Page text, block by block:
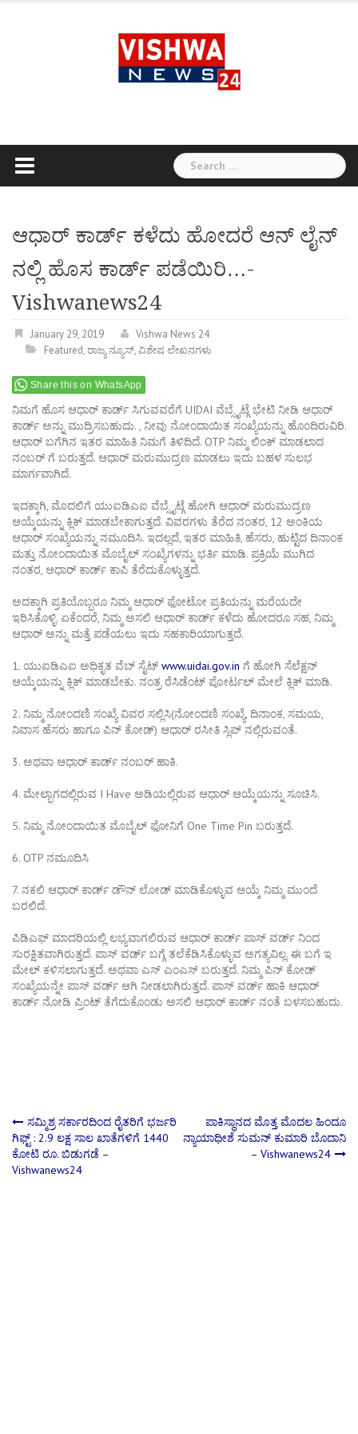
Search
for:
ಆಧಾರ್ ಕಾರ್ಡ್ ಕಳೆದು ಹೋದರೆ ಆನ್ ಲೈನ್
ನಲ್ಲಿ ಹೊಸ ಕಾರ್ಡ್ ಪಡೆಯಿರಿ…-
Vishwanews24
January 29, 2019
Vishwa News 24
Featured,ರಾಜ್ಯ ನ್ಯೂಸ್,ವಿಶೇಷ ಲೇಖನಗಳು
Share this on WhatsApp
ನಿಮಗೆ ಹೊಸ ಆಧಾರ್ ಕಾರ್ಡ್ ಸಿಗುವವರೆಗೆ UIDAI ವೆಬ್ಸೈಟ್ಗೆ ಭೇಟಿ ನೀಡಿ ಆಧಾರ್
ಕಾರ್ಡ್ ಅನ್ನು ಮುದ್ರಿಸಬಹುದು. , ನೀವು ನೋಂದಾಯಿತ ಸಂಖ್ಯೆಯನ್ನು ಹೊಂದಿರುವಿರಿ.
ಆಧಾರ್ ಬಗೆಗಿನ ಇತರ ಮಾಹಿತಿ ನಿಮಗೆ ತಿಳಿದಿದೆ. OTP ನಿಮ್ಮ ಲಿಂಕ್ ಮಾಡಲಾದ
ನಂಬರ್ ಗೆ ಬರುತ್ತದೆ. ಆಧಾರ್ ಮರುಮುದ್ರಣ ಮಾಡಲು ಇದು ಬಹಳ ಸುಲಭ
ಮಾರ್ಗವಾಗಿದೆ.
ಇದಕ್ಕಾಗಿ, ಮೊದಲಿಗೆ ಯುಐಡಿಎಐ ವೆಬ್ಸೈಟ್ಗೆ ಹೋಗಿ ಆಧಾರ್ ಮರುಮುದ್ರಣ
ಆಯ್ಕೆಯನ್ನು ಕ್ಲಿಕ್ ಮಾಡಬೇಕಾಗುತ್ತದೆ. ವಿವರಗಳು ತೆರೆದ ನಂತರ, 12 ಅಂಕಿಯ
ಆಧಾರ್ ಸಂಖ್ಯೆಯನ್ನು ನಮೂದಿಸಿ. ಇದಲ್ಲದೆ, ಇತರ ಮಾಹಿತಿ, ಹೆಸರು, ಹುಟ್ಟಿದ ದಿನಾಂಕ
ಮತ್ತು ನೋಂದಾಯಿತ ಮೊಬೈಲ್ ಸಂಖ್ಯೆಗಳನ್ನು ಭರ್ತಿ ಮಾಡಿ. ಪ್ರಕ್ರಿಯೆ ಮುಗಿದ
ನಂತರ, ಆಧಾರ್ ಕಾರ್ಡ್ ಕಾಪಿ ತೆರೆದುಕೊಳ್ಳುತ್ತದೆ.
ಅದಕ್ಕಾಗಿ ಪ್ರತಿಯೊಬ್ಬರೂ ನಿಮ್ಮ ಆಧಾರ್ ಫೋಟೋ ಪ್ರತಿಯನ್ನು ಮರೆಯದೇ
ಇರಿಸಿಕೊಳ್ಳಿ. ಏಕೆಂದರೆ, ನಿಮ್ಮ ಅಸಲಿ ಆಧಾರ್ ಕಾರ್ಡ್ ಕಳೆದು ಹೋದರೂ ಸಹ, ನಿಮ್ಮ
ಆಧಾರ್ ಅನ್ನು ಮತ್ತೆ ಪಡೆಯಲು ಇದು ಸಹಕಾರಿಯಾಗುತ್ತದೆ.
1. ಯುಐಡಿಎಐ ಅಧಿಕೃತ ವೆಬ್ ಸೈಟ್ www.uidai.gov.in ಗೆ ಹೋಗಿ ಸೆಲೆಕ್ಷನ್
ಆಯ್ಕೆಯನ್ನು ಕ್ಲಿಕ್ ಮಾಡಬೇಕು. ನಂತ್ರ ರೆಸಿಡೆಂಟ್ ಪೋರ್ಟಲ್ ಮೇಲೆ ಕ್ಲಿಕ್ ಮಾಡಿ.
2. ನಿಮ್ಮ ನೋಂದಣಿ ಸಂಖ್ಯೆ ವಿವರ ಸಲ್ಲಿಸಿ(ನೋಂದಣಿ ಸಂಖ್ಯೆ, ದಿನಾಂಕ, ಸಮಯ,
ನಿವಾಸ ಹೆಸರು ಹಾಗೂ ಪಿನ್ ಕೋಡ್) ಆಧಾರ್ ರಸೀತಿ ಸ್ಲಿಪ್ ನಲ್ಲಿರುವಂತೆ.
3. ಅಥವಾ ಆಧಾರ್ ಕಾರ್ಡ್ ನಂಬರ್ ಹಾಕಿ.
4. ಮೇಲ್ಭಾಗದಲ್ಲಿರುವ I Have ಅಡಿಯಲ್ಲಿರುವ ಆಧಾರ್ ಆಯ್ಕೆಯನ್ನು ಸೂಚಿಸಿ.
5. ನಿಮ್ಮ ನೋಂದಾಯಿತ ಮೊಬೈಲ್ ಫೋನಿಗೆ One Time Pin ಬರುತ್ತದೆ.
6. OTP ನಮೂದಿಸಿ
7. ನಕಲಿ ಆಧಾರ್ ಕಾರ್ಡ್ ಡೌನ್ ಲೋಡ್ ಮಾಡಿಕೊಳ್ಳುವ ಆಯ್ಕೆ ನಿಮ್ಮ ಮುಂದೆ
ಬರಲಿದೆ.
ಪಿಡಿಎಫ್ ಮಾದರಿಯಲ್ಲಿ ಲಭ್ಯವಾಗಲಿರುವ ಆಧಾರ್ ಕಾರ್ಡ್ ಪಾಸ್ ವರ್ಡ್ ನಿಂದ
ಸುರಕ್ಷಿತವಾಗಿರುತ್ತದೆ. ಪಾಸ್ ವರ್ಡ್ ಬಗ್ಗೆ ತಲೆಕೆಡಿಸಿಕೊಳ್ಳುವ ಅಗತ್ಯವಿಲ್ಲ. ಈ ಬಗೆ ಇ
ಮೇಲ್ ಕಳಿಸಲಾಗುತ್ತದೆ. ಅಥವಾ ಎಸ್ ಎಂಎಸ್ ಬರುತ್ತದೆ. ನಿಮ್ಮ ಪಿನ್ ಕೋಡ್
ಸಂಖ್ಯೆಯನ್ನೇ ಪಾಸ್ ವರ್ಡ್ ಆಗಿ ನೀಡಲಾಗಿರುತ್ತದೆ. ಪಾಸ್ ವರ್ಡ್ ಹಾಕಿ ಆಧಾರ್
ಕಾರ್ಡ್ ನೋಡಿ ಪ್ರಿಂಟ್ ತೆಗೆದುಕೊಂಡು ಅಸಲಿ ಆಧಾರ್ ಕಾರ್ಡ್ ನಂತೆ ಬಳಸಬಹುದು.
Post
navigation
ಸಮ್ಮಿಶ್ರ ಸರ್ಕಾರದಿಂದ ರೈತರಿಗೆ ಭರ್ಜರಿ
ಗಿಫ್ಟ್ : 2.9 ಲಕ್ಷ ಸಾಲ ಖಾತೆಗಳಿಗೆ 1440
ಕೋಟಿ ರೂ. ಬಿಡುಗಡೆ –
Vishwanews24
ಪಾಕಿಸ್ಥಾನದ ಮೊತ್ತ ಮೊದಲ ಹಿಂದೂ
ನ್ಯಾಯಾಧೀಶೆ ಸುಮನ್‌ ಕುಮಾರಿ ಬೊದಾನಿ
– Vishwanews24